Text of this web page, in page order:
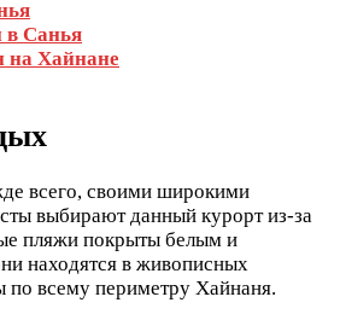
в Санья
на Хайнане
всего, своими широкими
выбирают данный курорт из-за
пляжи покрыты белым и
находятся в живописных
по всему периметру Хайнаня.